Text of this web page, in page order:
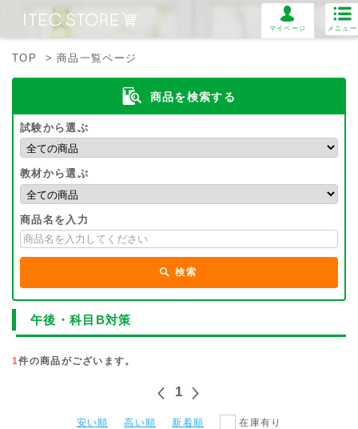
マイページ メニュー
TOP > 商品一覧ページ
商品を検索する
試験から選ぶ
教材から選ぶ
商品名を入力
検索
午後・科目B対策
1件の商品がございます。
1
安い順 高い順 新着順 在庫有り